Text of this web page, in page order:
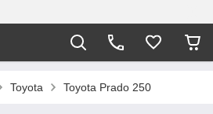
Toyota Toyota Prado 250